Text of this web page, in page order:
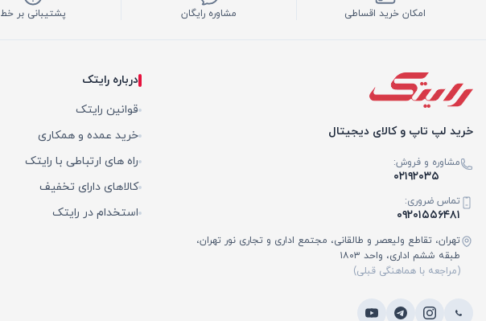
امکان خرید اقساطی مشاوره رایگان پشتیبانی بر خط
خرید لپ تاپ و کالای دیجیتال
مشاوره و فروش:
۰۲۱۹۲۰۳۵
تماس ضروری:
۰۹۲۰۱۵۵۶۴۸۱
تهران، تقاطع ولیعصر و طالقانی، مجتمع اداری و تجاری نور تهران،
طبقه ششم اداری، واحد ۱۸۰۳
(مراجعه با هماهنگی قبلی)
درباره رایتک
قوانین رایتک
خرید عمده و همکاری
راه های ارتباطی با رایتک
کالاهای دارای تخفیف
استخدام در رایتک